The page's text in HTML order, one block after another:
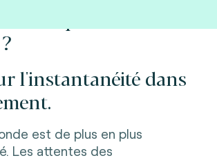
l'instantanéité dans
est de plus en plus
Les attentes des